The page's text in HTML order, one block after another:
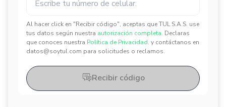
Al hacer click en "Recibir código", aceptas que TUL S.A.S. use
tus datos según nuestra autorización completa. Declaras
que conoces nuestra Política de Privacidad. y contáctanos en
datos@soytul.com para solicitudes o reclamos.
Recibir código